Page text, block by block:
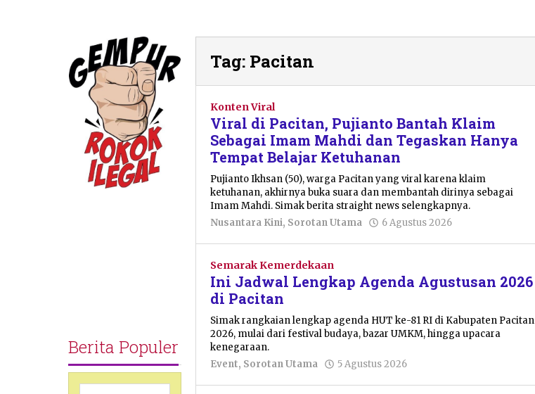
Berita Populer
Tag: Pacitan
Konten Viral
Viral di Pacitan, Pujianto Bantah Klaim
Sebagai Imam Mahdi dan Tegaskan Hanya
Tempat Belajar Ketuhanan
Pujianto Ikhsan (50), warga Pacitan yang viral karena klaim
ketuhanan, akhirnya buka suara dan membantah dirinya sebagai
Imam Mahdi. Simak berita straight news selengkapnya.
Nusantara Kini, Sorotan Utama 6 Agustus 2026
Shalahuddin
Semarak Kemerdekaan
Ini Jadwal Lengkap Agenda Agustusan 2026
di Pacitan
Simak rangkaian lengkap agenda HUT ke-81 RI di Kabupaten Pacitan
2026, mulai dari festival budaya, bazar UMKM, hingga upacara
kenegaraan.
Event, Sorotan Utama 5 Agustus 2026